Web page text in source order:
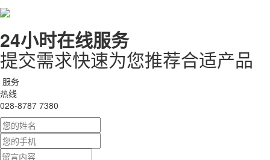
24小时在线服务
提交需求快速为您推荐合适产品
服务
热线
028-8787 7380